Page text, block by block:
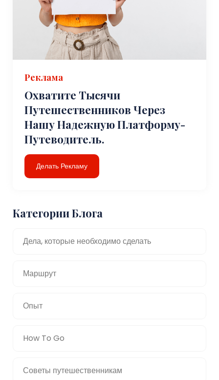
Реклама
Охватите Тысячи
Путешественников Через
Нашу Надежную Платформу-
Путеводитель.
Делать Рекламу
Категории Блога
Дела, которые необходимо сделать
Маршрут
Опыт
How To Go
Советы путешественникам